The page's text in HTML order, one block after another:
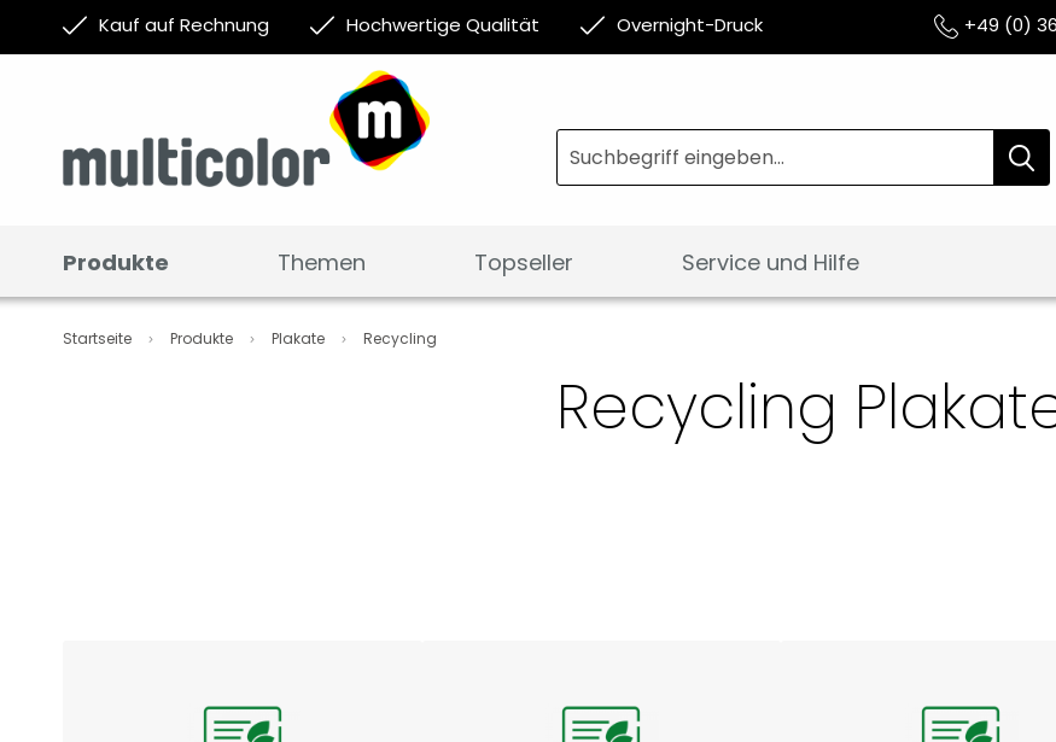
Kauf auf Rechnung Hochwertige Qualität Overnight-Druck +49 (0)
Produkte Themen Topseller Service und Hilfe
Startseite Produkte Plakate Recycling
Recycling